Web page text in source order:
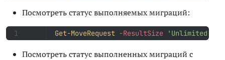
Посмотреть статус выполняемых миграций:
Get-MoveRequest -ResultSize 'Unlimited'
Посмотреть статус выполненных миграций с